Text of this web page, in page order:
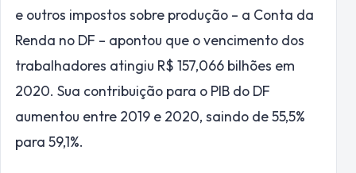
e outros impostos sobre produção – a Conta da
Renda no DF – apontou que o vencimento dos
trabalhadores atingiu R$ 157,066 bilhões em
2020. Sua contribuição para o PIB do DF
aumentou entre 2019 e 2020, saindo de 55,5%
para 59,1%.